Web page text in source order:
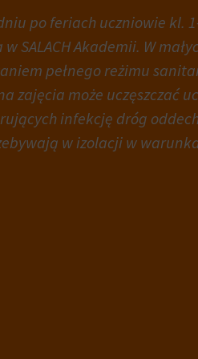
po feriach uczniowie kl.
SALACH Akademii. W
pełnego reżimu
zajęcia może uczęszczać
infekcję dróg
w izolacji w
Personalizacja
reklam
Określa,
czy
można
wyświetlać
spersonalizowane
którą
witryny
muszą
uzyskać
od
użytkowników
przed
użyciem